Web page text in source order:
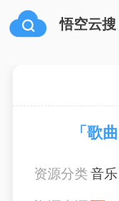
悟空云搜
「歌
资源分类音乐